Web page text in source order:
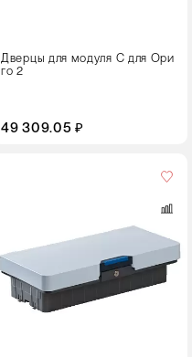
Дверцы для модуля С для Ори
го 2
49 309.05 ₽